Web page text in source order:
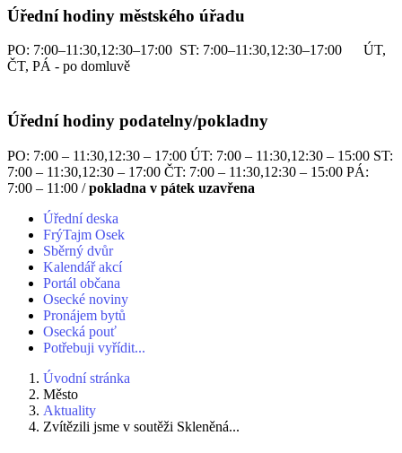
Úřední hodiny městského úřadu
PO: 7:00–11:30,12:30–17:00 ST: 7:00–11:30,12:30–17:00 ÚT,
ČT, PÁ - po domluvě
Úřední hodiny podatelny/pokladny
PO: 7:00 – 11:30,12:30 – 17:00 ÚT: 7:00 – 11:30,12:30 – 15:00 ST:
7:00 – 11:30,12:30 – 17:00 ČT: 7:00 – 11:30,12:30 – 15:00 PÁ:
7:00 – 11:00 /pokladna v pátek uzavřena
Úřední deska
FrýTajm Osek
Sběrný dvůr
Kalendář akcí
Portál občana
Osecké noviny
Pronájem bytů
Osecká pouť
Potřebuji vyřídit...
Úvodní stránka
Město
Aktuality
Zvítězili jsme v soutěži Skleněná...